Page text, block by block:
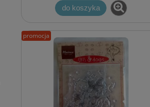
do koszyka
promocja